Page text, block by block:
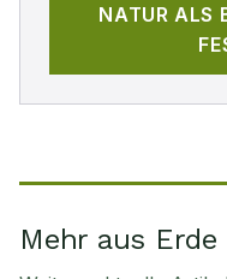
NATUR ALS
Mehr aus